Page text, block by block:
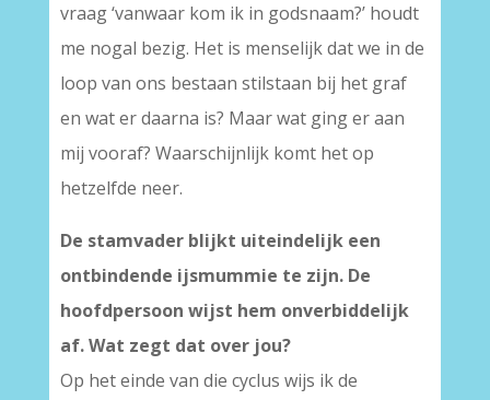
vraag ‘vanwaar kom ik in godsnaam?’ houdt
me nogal bezig. Het is menselijk dat we in de
loop van ons bestaan stilstaan bij het graf
en wat er daarna is? Maar wat ging er aan
mij vooraf? Waarschijnlijk komt het op
hetzelfde neer.
De stamvader blijkt uiteindelijk een
ontbindende ijsmummie te zijn. De
hoofdpersoon wijst hem onverbiddelijk
af. Wat zegt dat over jou?
Op het einde van die cyclus wijs ik de